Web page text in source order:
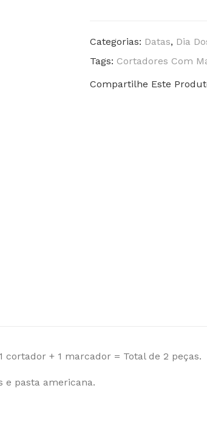
Categorias: Datas, Dia
Tags: Cortadores Com
Compartilhe Este
cortador + 1 marcador = Total de 2 peças.
e pasta americana.